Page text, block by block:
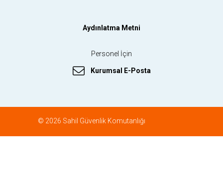
Aydınlatma Metni
Personel İçin
Kurumsal E-Posta
© 2026 Sahil Güvenlik Komutanlığı